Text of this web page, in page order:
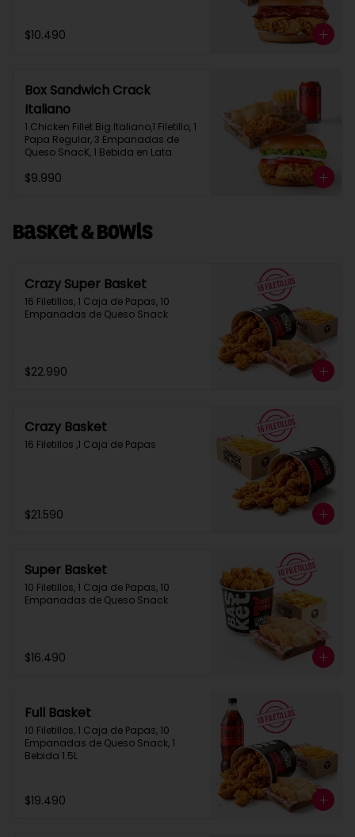
$10.490
Box Sandwich Crack
Italiano
1 Chicken Fillet Big Italiano,1 Filetillo, 1
Papa Regular, 3 Empanadas de
Queso SnacK, 1 Bebida en Lata
$9.990
Basket & Bowls
Crazy Super Basket
16 Filetillos, 1 Caja de Papas, 10
Empanadas de Queso Snack
$22.990
Crazy Basket
16 Filetillos ,1 Caja de Papas
$21.590
Super Basket
10 Filetillos, 1 Caja de Papas, 10
Empanadas de Queso Snack
$16.490
Full Basket
10 Filetillos, 1 Caja de Papas, 10
Empanadas de Queso Snack, 1
Bebida 1.5L
$19.490